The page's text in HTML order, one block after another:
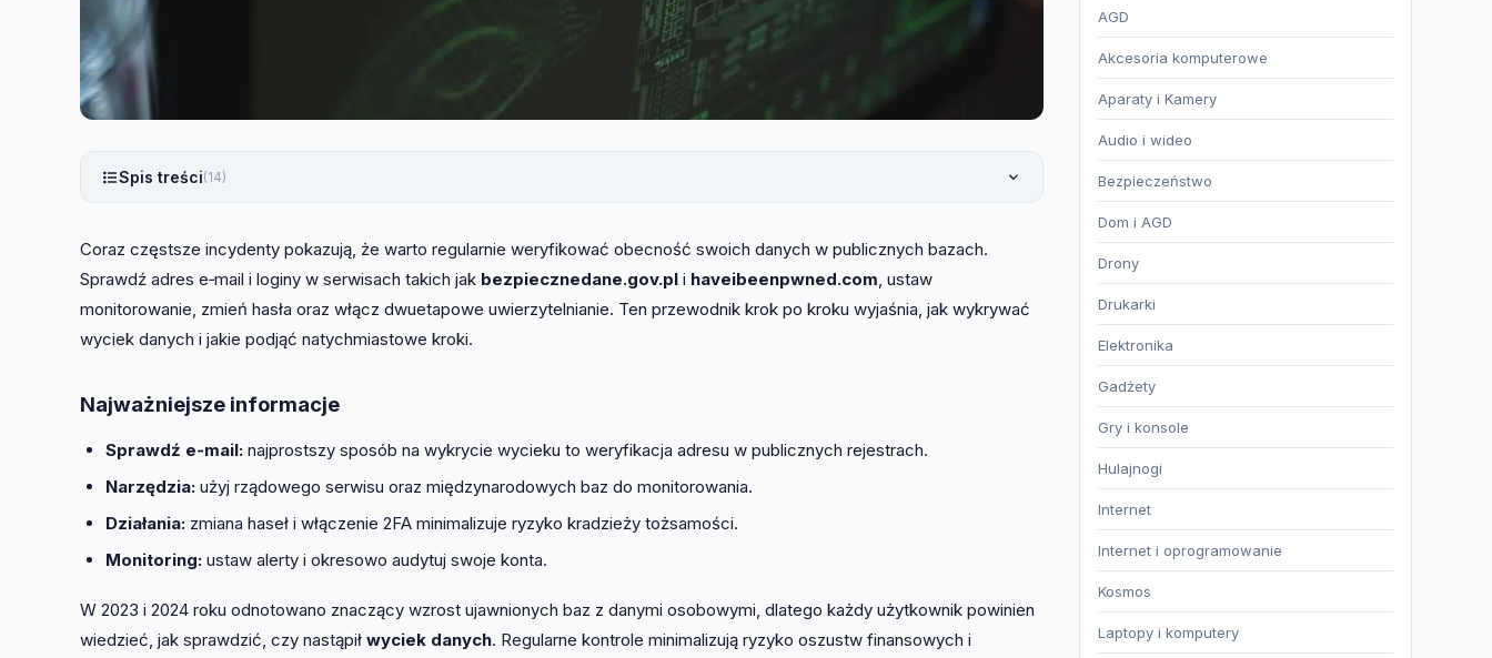
Spis treści(14)
Coraz częstsze incydenty pokazują, że warto regularnie weryfikować obecność swoich danych w publicznych bazach.
Sprawdź adres e‑mail i loginy w serwisach takich jak bezpiecznedane.gov.pl i haveibeenpwned.com, ustaw
monitorowanie, zmień hasła oraz włącz dwuetapowe uwierzytelnianie. Ten przewodnik krok po kroku wyjaśnia, jak wykrywać
wyciek danych i jakie podjąć natychmiastowe kroki.
Najważniejsze informacje
Sprawdź e‑mail:najprostszy sposób na wykrycie wycieku to weryfikacja adresu w publicznych rejestrach.
Narzędzia:użyj rządowego serwisu oraz międzynarodowych baz do monitorowania.
Działania:zmiana haseł i włączenie 2FA minimalizuje ryzyko kradzieży tożsamości.
Monitoring:ustaw alerty i okresowo audytuj swoje konta.
W 2023 i 2024 roku odnotowano znaczący wzrost ujawnionych baz z danymi osobowymi, dlatego każdy użytkownik powinien
wiedzieć, jak sprawdzić, czy nastąpił wyciek danych. Regularne kontrole minimalizują ryzyko oszustw finansowych i
AGD
Akcesoria komputerowe
Aparaty i Kamery
Audio i wideo
Bezpieczeństwo
Dom i AGD
Drony
Drukarki
Elektronika
Gadżety
Gry i konsole
Hulajnogi
Internet
Internet i oprogramowanie
Kosmos
Laptopy i komputery